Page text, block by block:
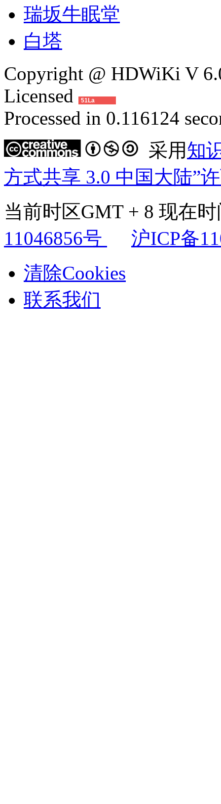
瑞坂牛眠堂
白塔
Copyright @ HDWiKi V
Licensed
51La
Processed in 0.116124
采用知
方式共享 3.0 中国大陆”
当前时区GMT + 8 现在
11046856号
沪ICP备
清除Cookies
联系我们